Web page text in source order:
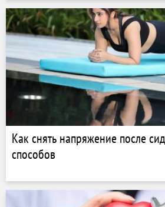
Как снять напряжение после
способов